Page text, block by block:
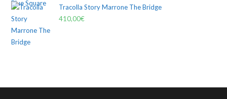
Tracolla Story Marrone The Bridge
410,00€